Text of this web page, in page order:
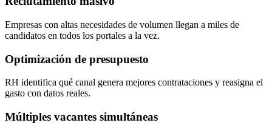
Empresas con altas necesidades de volumen llegan a miles de
candidatos en todos los portales a la vez.
Optimización de presupuesto
RH identifica qué canal genera mejores contrataciones y reasigna el
gasto con datos reales.
Múltiples vacantes simultáneas